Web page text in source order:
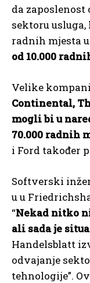
da
sektoru
radnih mjesta
od 10.000
Velike
Continental,
mogli bi u
70.000 radnih
i Ford također
Softverski
u u
“Nekad nitko
ali sada je
Handelsblatt
odvajanje
tehnologije”.